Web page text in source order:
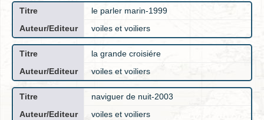
le parler marin-1999
voiles et voiliers
la grande croisiére
voiles et voiliers
naviguer de nuit-2003
voiles et voiliers